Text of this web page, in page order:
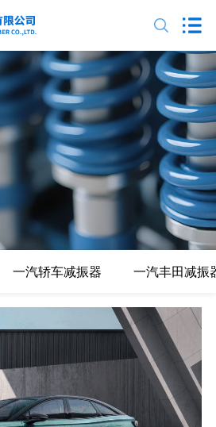
一汽轿车减振器 一汽丰田减振